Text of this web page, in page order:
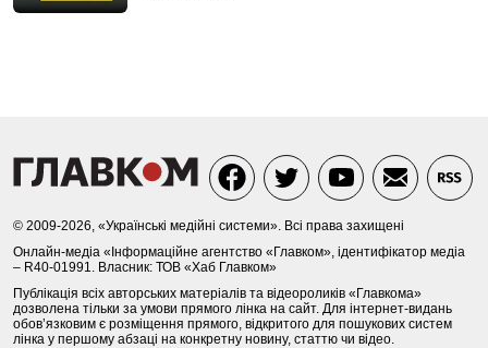
© 2009-2026, «Українські медійні системи». Всі права захищені
Онлайн-медіа «Інформаційне агентство «Главком», ідентифікатор медіа
– R40-01991. Власник: ТОВ «Хаб Главком»
Публікація всіх авторських матеріалів та відеороликів «Главкома»
дозволена тільки за умови прямого лінка на сайт. Для інтернет-видань
обов’язковим є розміщення прямого, відкритого для пошукових систем
лінка у першому абзаці на конкретну новину, статтю чи відео.